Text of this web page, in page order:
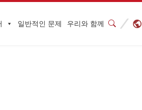
일반적인 문제 우리와 함께